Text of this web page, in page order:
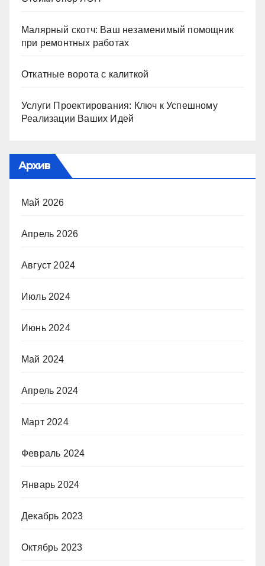
Малярный скотч: Ваш незаменимый помощник
при ремонтных работах
Откатные ворота с калиткой
Услуги Проектирования: Ключ к Успешному
Реализации Ваших Идей
Архив
Май 2026
Апрель 2026
Август 2024
Июль 2024
Июнь 2024
Май 2024
Апрель 2024
Март 2024
Февраль 2024
Январь 2024
Декабрь 2023
Октябрь 2023